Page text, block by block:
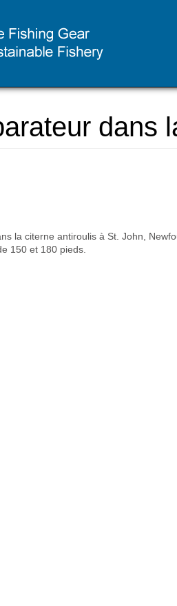
dans
la citerne antiroulis à St. John,
150 et 180 pieds.